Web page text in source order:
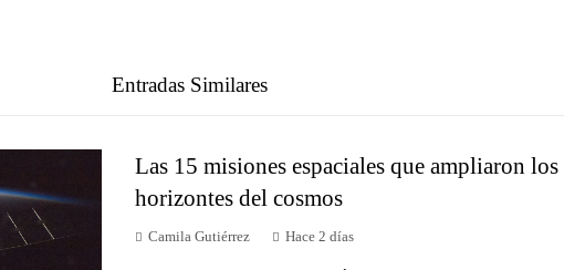
Entradas Similares
Las 15 misiones espaciales que ampliaron los
horizontes del cosmos
Camila Gutiérrez Hace 2 días